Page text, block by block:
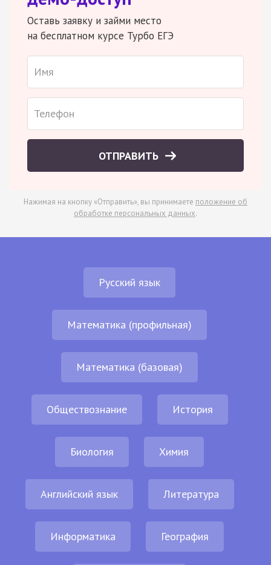
Оставь заявку и займи место
на бесплатном курсе Турбо ЕГЭ
ОТПРАВИТЬ
Нажимая на кнопку «Отправить», вы принимаете положение об
обработке персональных данных.
Русский язык
Математика (профильная)
Математика (базовая)
Обществознание История
Биология Химия
Английский язык Литература
Информатика География